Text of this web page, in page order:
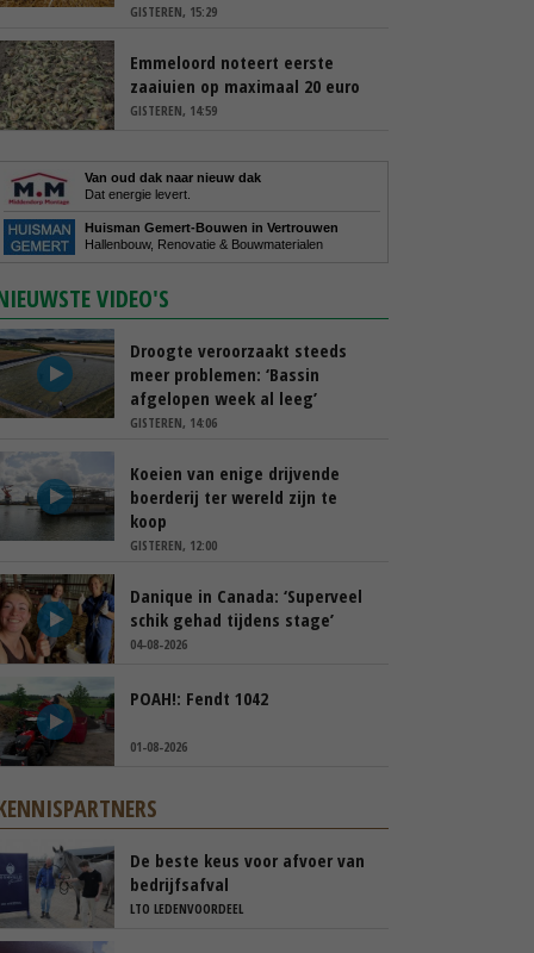
GISTEREN, 15:29
Emmeloord noteert eerste
zaaiuien op maximaal 20 euro
GISTEREN, 14:59
Van oud dak naar nieuw dak
Dat energie levert.
Huisman Gemert-Bouwen in Vertrouwen
Hallenbouw, Renovatie & Bouwmaterialen
VIDEO'S
Droogte veroorzaakt steeds
meer problemen: ‘Bassin
afgelopen week al leeg’
GISTEREN, 14:06
Koeien van enige drijvende
boerderij ter wereld zijn te
koop
GISTEREN, 12:00
Danique in Canada: ‘Superveel
schik gehad tijdens stage’
04-08-2026
POAH!: Fendt 1042
01-08-2026
De beste keus voor afvoer van
bedrijfsafval
LTO LEDENVOORDEEL